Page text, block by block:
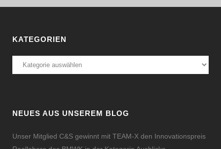
KATEGORIEN
Kategorien
NEUES AUS UNSEREM BLOG
Unser Mitglied C&S gewinnt mit TEAM-X den Innovationspreis